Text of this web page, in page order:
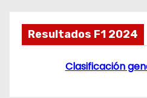
Resultados F1 2024
Clasificación